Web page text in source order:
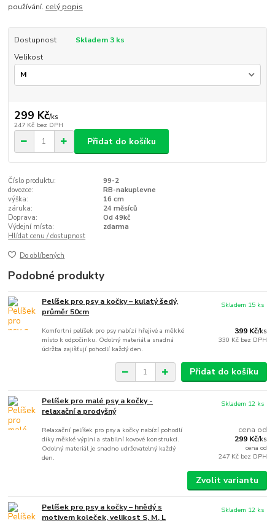
používání. celý popis
Dostupnost
Skladem 3 ks
Velikost
299 Kč/ks
247 Kč bez DPH
Přidat do košíku
Číslo produktu:
99-2
dovozce:
RB-nakuplevne
výška:
16 cm
záruka:
24 měsíců
Doprava:
Od 49kč
Výdejní místa:
zdarma
Hlídat cenu / dostupnost
Do oblíbených
Podobné produkty
Pelíšek pro psy a kočky – kulatý šedý,
průměr 50cm
Komfortní pelíšek pro psy nabízí hřejivé a měkké
místo k odpočinku. Odolný materiál a snadná
údržba zajišťují pohodlí každý den.
399 Kč/ks
330 Kč bez DPH
Skladem 15 ks
Přidat do košíku
Pelíšek pro malé psy a kočky -
relaxační a prodyšný
Relaxační pelíšek pro psy a kočky nabízí pohodlí
díky měkké výplni a stabilní kovové konstrukci.
Odolný materiál je snadno udržovatelný každý
den.
cena od
299 Kč/ks
cena od
247 Kč bez DPH
Skladem 12 ks
Zvolit variantu
Pelíšek pro psy a kočky – hnědý s
motivem koleček, velikost S, M, L
Skladem 12 ks